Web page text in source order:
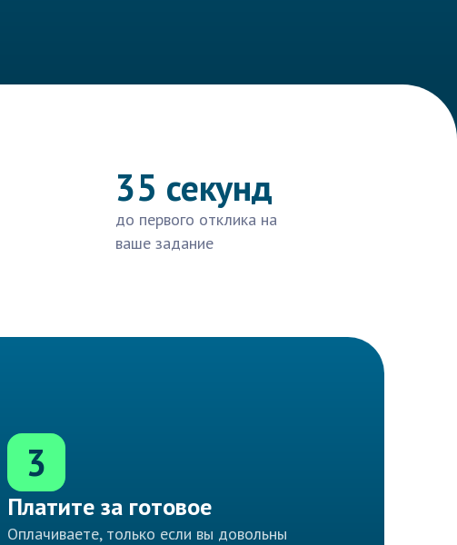
35 секунд
до первого отклика на
ваше задание
3
Платите за готовое
Оплачиваете, только если вы довольны